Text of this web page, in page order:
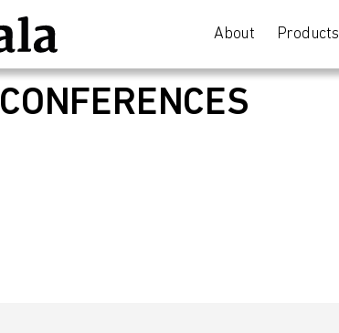
About Products
CONFERENCES